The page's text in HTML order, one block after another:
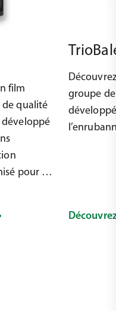
film
de qualité
pour les
groupe